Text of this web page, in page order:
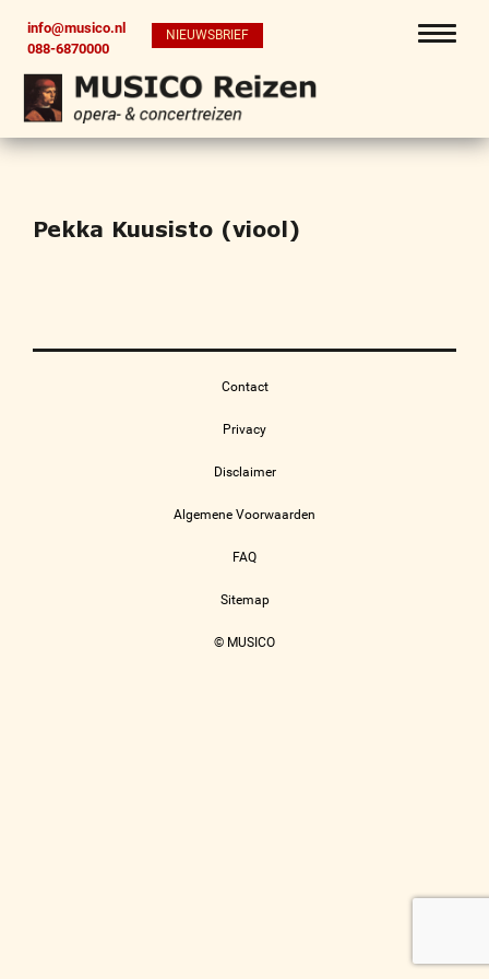
info@musico.nl
088-6870000
NIEUWSBRIEF
Pekka Kuusisto (viool)
Contact
Privacy
Disclaimer
Algemene Voorwaarden
FAQ
Sitemap
© MUSICO